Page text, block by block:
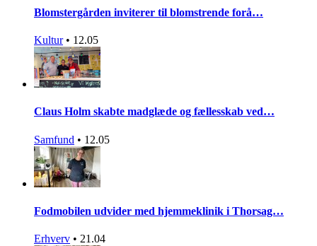
Blomstergården inviterer til blomstrende forå…
Kultur • 12.05
Claus Holm skabte madglæde og fællesskab ved…
Samfund • 12.05
Fodmobilen udvider med hjemmeklinik i Thorsag…
Erhverv • 21.04